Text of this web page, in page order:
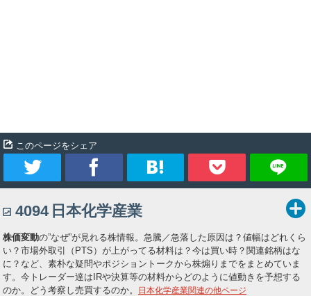
このページをシェア
イ
ー
ト
ェ
ア
ク
マ
Pocket
4094 日本化学産業
株価変動の”なぜ”が見れる株情報。急騰／急落した原因は？値幅はどれくら
い？市場外取引（PTS）が上がってる材料は？今は買い時？関連銘柄はな
に？など、素朴な疑問やポジショントークから株煽りまでをまとめていま
す。今トレーダー達はIRや決算等の材料からどのように値動きを予想する
のか。どう考察し売買するのか。
日本化学産業関連の他ページ